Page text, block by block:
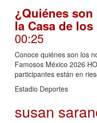
¿Quiénes
la Casa de
00:25
Conoce quiénes son los
Famosos México 2026
participantes están en
Estadio Deportes
susan